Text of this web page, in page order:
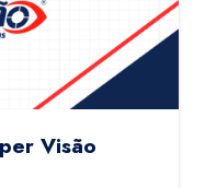
Visão